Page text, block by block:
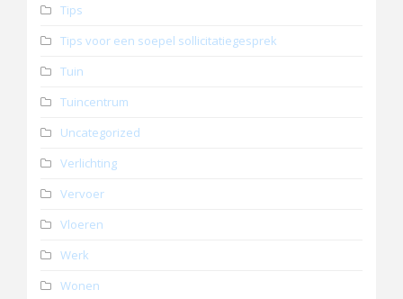
Tips
Tips voor een soepel sollicitatiegesprek
Tuin
Tuincentrum
Uncategorized
Verlichting
Vervoer
Vloeren
Werk
Wonen